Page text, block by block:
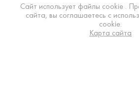
Сайт использует файлы cookie .
сайта, вы соглашаетесь с
cookie.
Карта сайта